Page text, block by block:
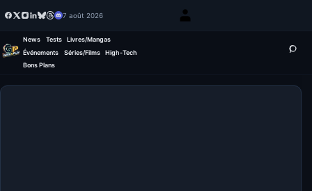
7 août 2026
News Tests
Livres/Mangas
Événements
Séries/Films
High-Tech
Bons Plans